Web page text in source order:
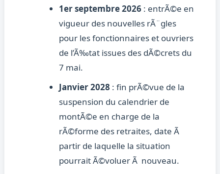
1er septembre 2026: entrÃ©e en
vigueur des nouvelles rÃ¨gles
pour les fonctionnaires et ouvriers
de l’Ã‰tat issues des dÃ©crets du
7 mai.
Janvier 2028 : fin prÃ©vue de la
suspension du calendrier de
montÃ©e en charge de la
rÃ©forme des retraites, date Ã
partir de laquelle la situation
pourrait Ã©voluer Ã nouveau.